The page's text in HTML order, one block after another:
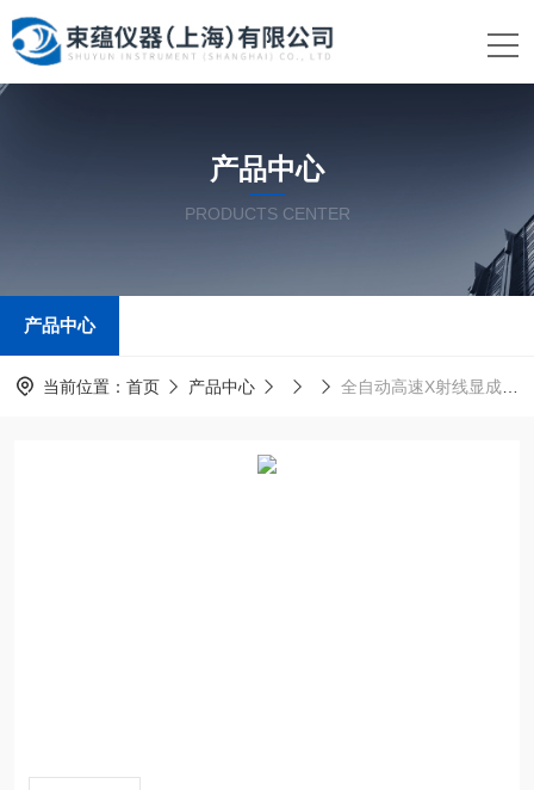
产品中心
PRODUCTS CENTER
产品中心
当前位置： 首页 产品中心 全自动高速X射线显成像系统